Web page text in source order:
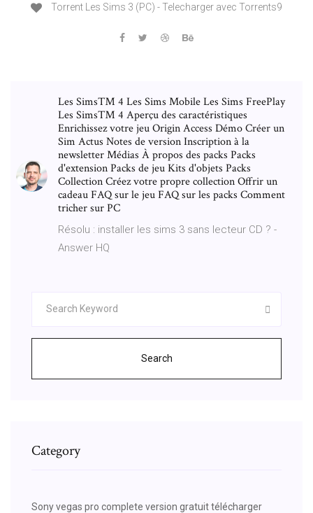
Torrent Les Sims 3 (PC) - Telecharger avec Torrents9
Les Sims™ 4 Les Sims Mobile Les Sims FreePlay
Les Sims™ 4 Aperçu des caractéristiques
Enrichissez votre jeu Origin Access Démo Créer un
Sim Actus Notes de version Inscription à la
newsletter Médias À propos des packs Packs
d'extension Packs de jeu Kits d'objets Packs
Collection Créez votre propre collection Offrir un
cadeau FAQ sur le jeu FAQ sur les packs Comment
tricher sur PC
Résolu : installer les sims 3 sans lecteur CD ? -
Answer HQ
Search
Category
Sony vegas pro complete version gratuit télécharger